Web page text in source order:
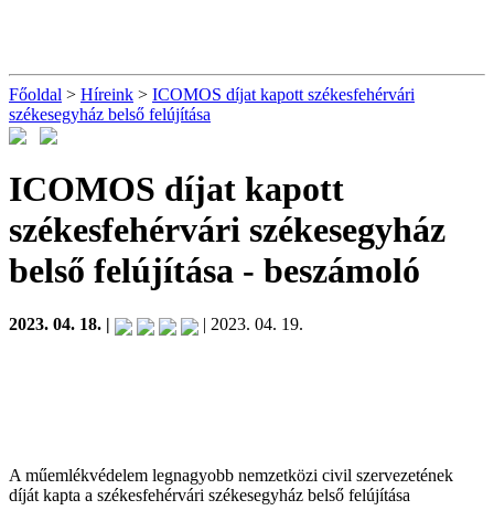
Főoldal > Híreink > ICOMOS díjat kapott székesfehérvári
székesegyház belső felújítása
ICOMOS díjat kapott
székesfehérvári székesegyház
belső felújítása - beszámoló
2023. 04. 18. | | 2023. 04. 19.
A műemlékvédelem legnagyobb nemzetközi civil szervezetének
díját kapta a székesfehérvári székesegyház belső felújítása